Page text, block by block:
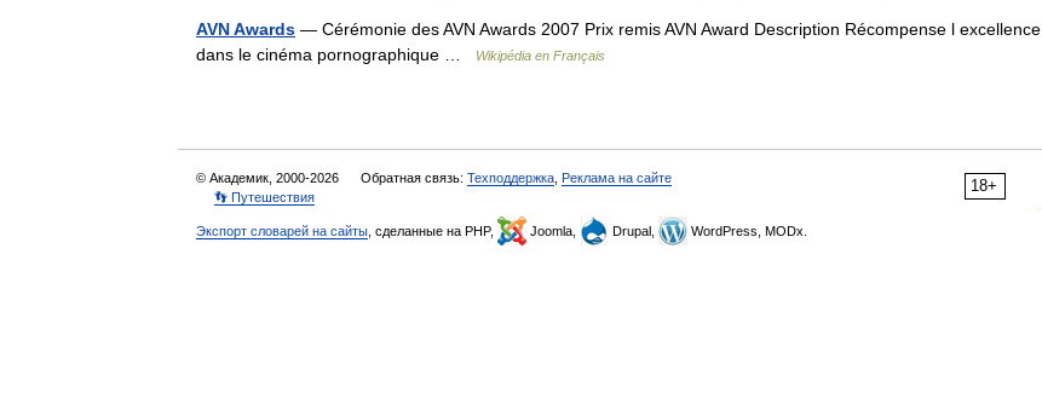
AVN Awards — Cérémonie des AVN Awards 2007 Prix remis AVN Award Description Récompense l excellence
dans le cinéma pornographique …
Wikipédia en Français
18+
© Академик, 2000-2026 Обратная связь: Техподдержка Реклама на сайте
👣 Путешествия
Экспорт словарей на сайты , сделанные на PHP, Joomla, Drupal, WordPress, MODx.